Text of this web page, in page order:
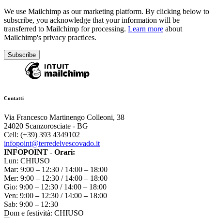
We use Mailchimp as our marketing platform. By clicking below to
subscribe, you acknowledge that your information will be
transferred to Mailchimp for processing. Learn more about
Mailchimp's privacy practices.
Contatti
Via Francesco Martinengo Colleoni, 38
24020 Scanzorosciate - BG
Cell: (+39) 393 4349102
infopoint@terredelvescovado.it
INFOPOINT - Orari:
Lun: CHIUSO
Mar: 9:00 – 12:30 / 14:00 – 18:00
Mer: 9:00 – 12:30 / 14:00 – 18:00
Gio: 9:00 – 12:30 / 14:00 – 18:00
Ven: 9:00 – 12:30 / 14:00 – 18:00
Sab: 9:00 – 12:30
Dom e festività: CHIUSO